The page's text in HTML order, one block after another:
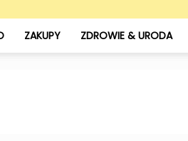
ZAKUPY ZDROWIE & URODA